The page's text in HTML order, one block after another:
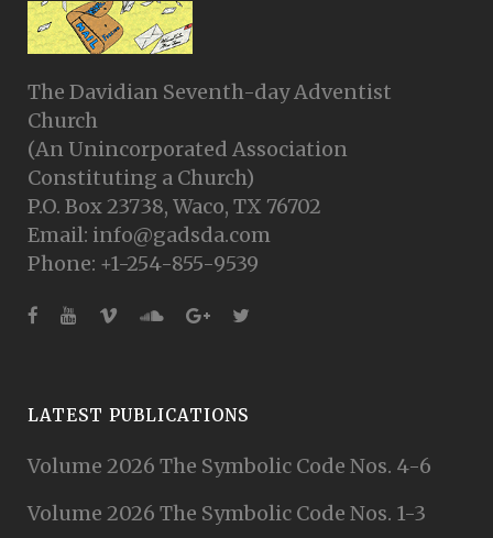
The Davidian Seventh-day Adventist
Church
(An Unincorporated Association
Constituting a Church)
P.O. Box 23738, Waco, TX 76702
Email: info@gadsda.com
Phone: +1-254-855-9539
LATEST PUBLICATIONS
Volume 2026 The Symbolic Code Nos. 4-6
Volume 2026 The Symbolic Code Nos. 1-3